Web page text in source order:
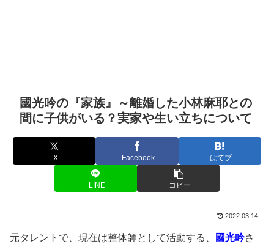
國光吟の『家族』～離婚した小林麻耶との
間に子供がいる？実家や生い立ちについて
X Facebook はてブ
LINE コピー
2022.03.14
元タレントで、現在は整体師として活動する、 國光吟さ